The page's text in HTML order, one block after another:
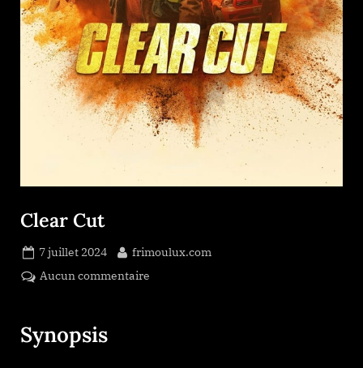
Clear Cut
Posted
on
7 juillet 2024 By
frimoulux.com
Aucun commentaire
Synopsis